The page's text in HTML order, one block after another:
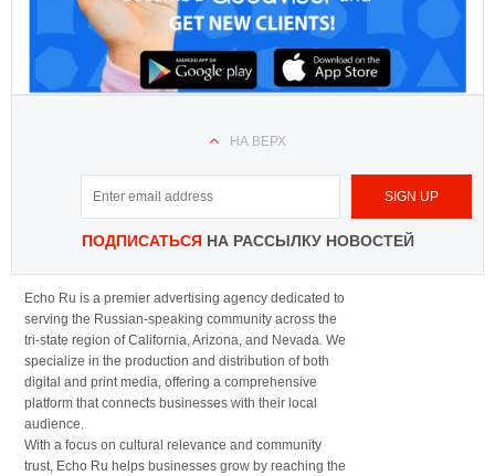
НА ВЕРХ
ПОДПИСАТЬСЯНА РАССЫЛКУ НОВОСТЕЙ
Echo Ru is a premier advertising agency dedicated to
serving the Russian-speaking community across the
tri-state region of California, Arizona, and Nevada. We
specialize in the production and distribution of both
digital and print media, offering a comprehensive
platform that connects businesses with their local
audience.
With a focus on cultural relevance and community
trust, Echo Ru helps businesses grow by reaching the